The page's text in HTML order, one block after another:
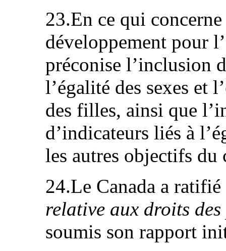
23.En ce qui
développement pour
préconise l’inclusion
l’égalité des sexes et
des filles, ainsi que
d’indicateurs liés à
les autres objectifs du
24.Le Canada a
relative aux droits
soumis son rapport